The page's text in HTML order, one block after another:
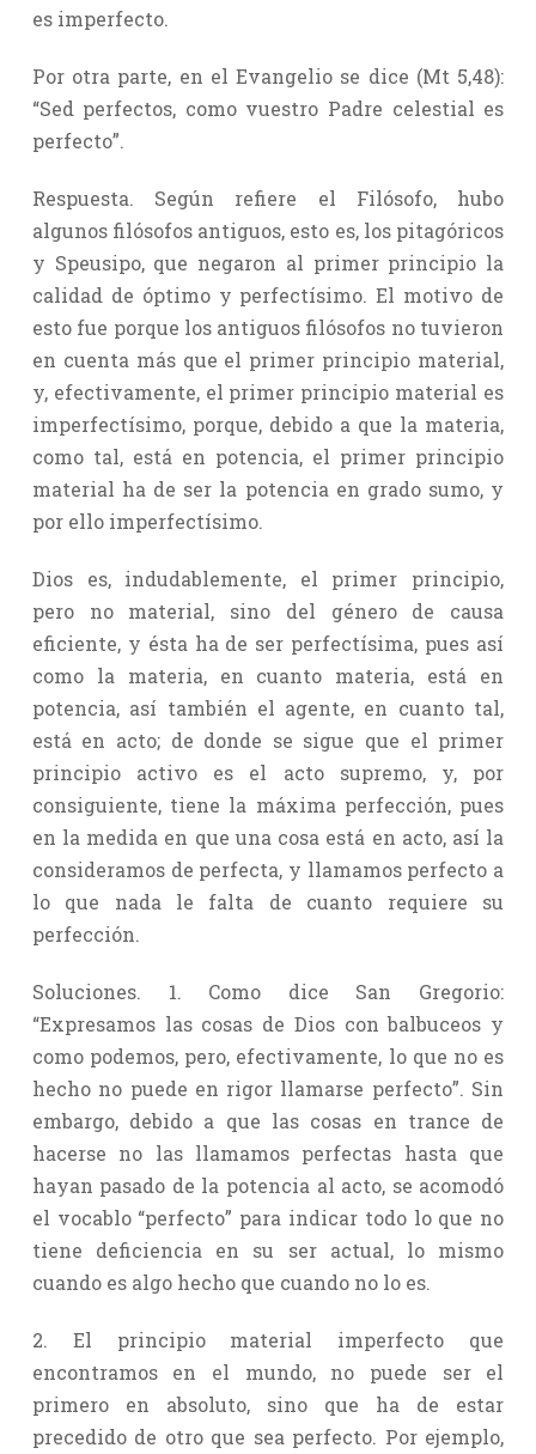
es imperfecto.
Por otra parte, en el Evangelio se dice (Mt 5,48):
“Sed perfectos, como vuestro Padre celestial es
perfecto”.
Respuesta. Según refiere el Filósofo, hubo
algunos filósofos antiguos, esto es, los pitagóricos
y Speusipo, que negaron al primer principio la
calidad de óptimo y perfectísimo. El motivo de
esto fue porque los antiguos filósofos no tuvieron
en cuenta más que el primer principio material,
y, efectivamente, el primer principio material es
imperfectísimo, porque, debido a que la materia,
como tal, está en potencia, el primer principio
material ha de ser la potencia en grado sumo, y
por ello imperfectísimo.
Dios es, indudablemente, el primer principio,
pero no material, sino del género de causa
eficiente, y ésta ha de ser perfectísima, pues así
como la materia, en cuanto materia, está en
potencia, así también el agente, en cuanto tal,
está en acto; de donde se sigue que el primer
principio activo es el acto supremo, y, por
consiguiente, tiene la máxima perfección, pues
en la medida en que una cosa está en acto, así la
consideramos de perfecta, y llamamos perfecto a
lo que nada le falta de cuanto requiere su
perfección.
Soluciones. 1. Como dice San Gregorio:
“Expresamos las cosas de Dios con balbuceos y
como podemos, pero, efectivamente, lo que no es
hecho no puede en rigor llamarse perfecto”. Sin
embargo, debido a que las cosas en trance de
hacerse no las llamamos perfectas hasta que
hayan pasado de la potencia al acto, se acomodó
el vocablo “perfecto” para indicar todo lo que no
tiene deficiencia en su ser actual, lo mismo
cuando es algo hecho que cuando no lo es.
2. El principio material imperfecto que
encontramos en el mundo, no puede ser el
primero en absoluto, sino que ha de estar
precedido de otro que sea perfecto. Por ejemplo,